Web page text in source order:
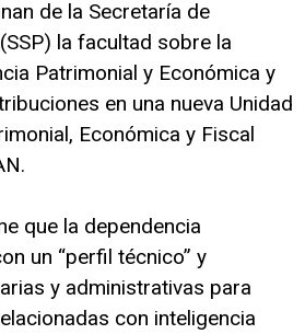
de la Secretaría de
la facultad sobre la
Patrimonial y Económica y
en una nueva Unidad
Económica y Fiscal
que la dependencia
un “perfil técnico” y
y administrativas para
con inteligencia